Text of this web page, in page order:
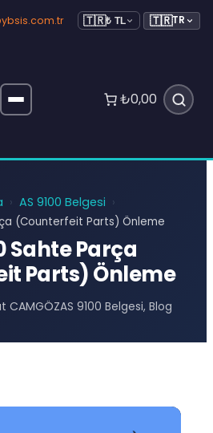
🇹🇷₺ TL 🇹🇷TR
₺0,00
› AS 9100 Belgesi ›
(Counterfeit Parts) Önleme
Sahte Parça
Parts) Önleme
CAMGÖZAS 9100 Belgesi, Blog